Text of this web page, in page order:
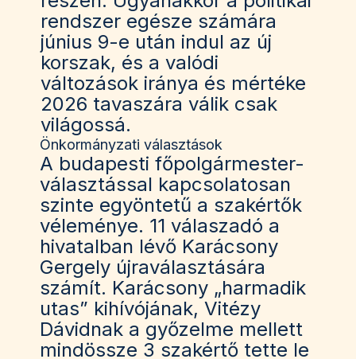
rendszer egésze számára
június 9-e után indul az új
korszak, és a valódi
változások iránya és mértéke
2026 tavaszára válik csak
világossá.
Önkormányzati választások
A budapesti főpolgármester-
választással kapcsolatosan
szinte egyöntetű a szakértők
véleménye. 11 válaszadó a
hivatalban lévő Karácsony
Gergely újraválasztására
számít. Karácsony „harmadik
utas” kihívójának, Vitézy
Dávidnak a győzelme mellett
mindössze 3 szakértő tette le